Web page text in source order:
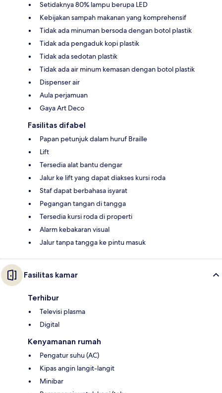
Setidaknya 80% lampu berupa LED
Kebijakan sampah makanan yang komprehensif
Tidak ada minuman bersoda dengan botol plastik
Tidak ada pengaduk kopi plastik
Tidak ada sedotan plastik
Tidak ada air minum kemasan dengan botol plastik
Dispenser air
Aula perjamuan
Gaya Art Deco
Fasilitas difabel
Papan petunjuk dalam huruf Braille
Lift
Tersedia alat bantu dengar
Jalur ke lift yang dapat diakses kursi roda
Staf dapat berbahasa isyarat
Pegangan tangan di tangga
Tersedia kursi roda di properti
Alarm kebakaran visual
Jalur tanpa tangga ke pintu masuk
Fasilitas kamar
Terhibur
Televisi plasma
Digital
Kenyamanan rumah
Pengatur suhu (AC)
Kipas angin langit-langit
Minibar